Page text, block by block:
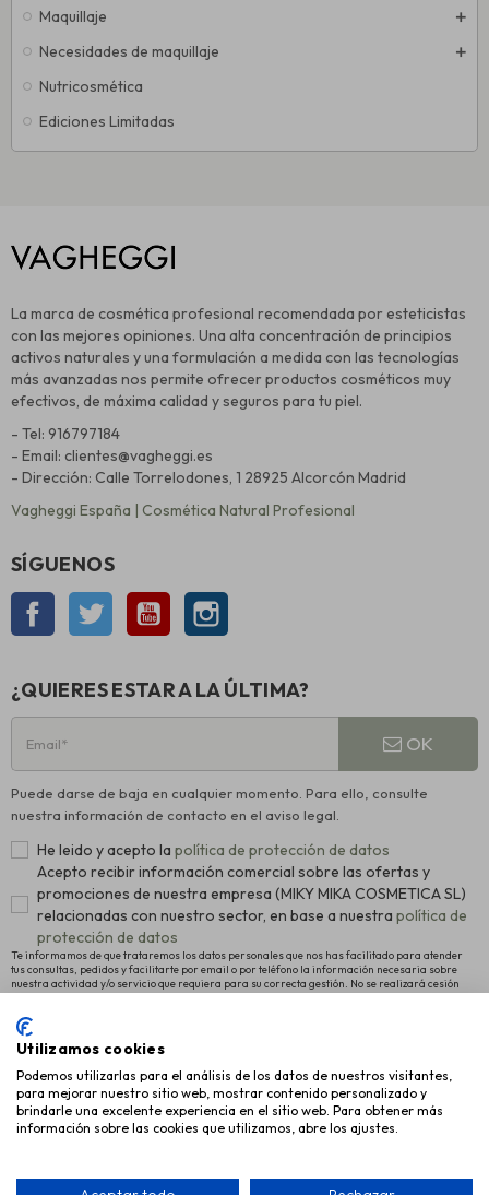
Maquillaje
Necesidades de maquillaje
Nutricosmética
Ediciones Limitadas
La marca de cosmética profesional recomendada por esteticistas
con las mejores opiniones. Una alta concentración de principios
activos naturales y una formulación a medida con las tecnologías
más avanzadas nos permite ofrecer productos cosméticos muy
efectivos, de máxima calidad y seguros para tu piel.
- Tel: 916797184
- Email: clientes@vagheggi.es
- Dirección: Calle Torrelodones, 1 28925 Alcorcón Madrid
Vagheggi España | Cosmética Natural Profesional
SÍGUENOS
Facebook Twitter YouTube
¿QUIERES ESTAR A LA ÚLTIMA?
OK
Puede darse de baja en cualquier momento. Para ello, consulte
nuestra información de contacto en el aviso legal.
He leido y acepto la política de protección de datos
Acepto recibir información comercial sobre las ofertas y
promociones de nuestra empresa (MIKY MIKA COSMETICA SL)
relacionadas con nuestro sector, en base a nuestra política de
protección de datos
Te informamos de que trataremos los datos personales que nos has facilitado para atender
tus consultas, pedidos y facilitarte por email o por teléfono la información necesaria sobre
nuestra actividad y/o servicio que requiera para su correcta gestión. No se realizará cesión
alguna a terceros. La legitimación para el tratamiento es el consentimiento manifestado para
novedades. Para más información y conocer cómo ejercitar tus derechos de acceso,
rectificación y supresión, así como otros, pulsa
INFORMACIÓN
AYUDA
EMPRESA
Utilizamos cookies
Podemos utilizarlas para el análisis de los datos de nuestros visitantes,
para mejorar nuestro sitio web, mostrar contenido personalizado y
brindarle una excelente experiencia en el sitio web. Para obtener más
información sobre las cookies que utilizamos, abre los ajustes.